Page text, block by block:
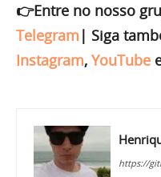
👉Entre no nosso
Telegram | Siga
Instagram, YouTube
https://